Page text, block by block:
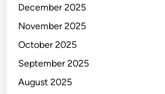
December 2025
November 2025
October 2025
September 2025
August 2025